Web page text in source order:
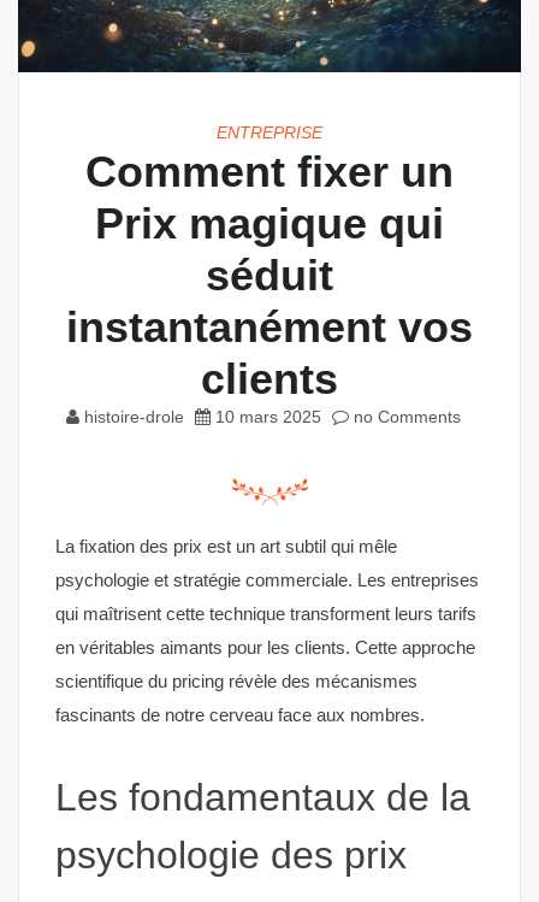
ENTREPRISE
Comment fixer un
Prix magique qui
séduit
instantanément vos
clients
histoire-drole 10 mars 2025 no Comments
La fixation des prix est un art subtil qui mêle
psychologie et stratégie commerciale. Les entreprises
qui maîtrisent cette technique transforment leurs tarifs
en véritables aimants pour les clients. Cette approche
scientifique du pricing révèle des mécanismes
fascinants de notre cerveau face aux nombres.
Les fondamentaux de la
psychologie des prix